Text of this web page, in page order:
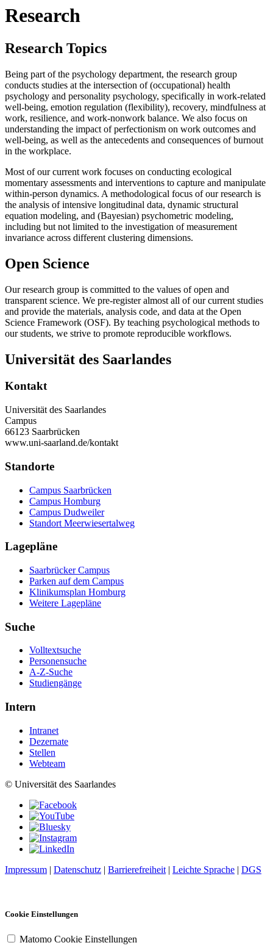
Research
Research Topics
Being part of the psychology department, the research group
conducts studies at the intersection of (occupational) health
psychology and personality psychology, specifically in work-related
well-being, emotion regulation (flexibility), recovery, mindfulness at
work, resilience, and work-nonwork balance. We also focus on
understanding the impact of perfectionism on work outcomes and
well-being, as well as the antecedents and consequences of burnout
in the workplace.
Most of our current work focuses on conducting ecological
momentary assessments and interventions to capture and manipulate
within-person dynamics. A methodological focus of our research is
the analysis of intensive longitudinal data, dynamic structural
equation modeling, and (Bayesian) psychometric modeling,
including but not limited to the investigation of measurement
invariance across different clustering dimensions.
Open Science
Our research group is committed to the values of open and
transparent science. We pre-register almost all of our current studies
and provide the materials, analysis code, and data at the Open
Science Framework (OSF). By teaching psychological methods to
our students, we strive to promote reproducible workflows.
Universität des Saarlandes
Kontakt
Universität des Saarlandes
Campus
66123 Saarbrücken
www.uni-saarland.de/kontakt
Standorte
Campus Saarbrücken
Campus Homburg
Campus Dudweiler
Standort Meerwiesertalweg
Lagepläne
Saarbrücker Campus
Parken auf dem Campus
Klinikumsplan Homburg
Weitere Lagepläne
Suche
Volltextsuche
Personensuche
A-Z-Suche
Studiengänge
Intern
Intranet
Dezernate
Stellen
Webteam
© Universität des Saarlandes
Impressum | Datenschutz | Barrierefreiheit | Leichte Sprache | DGS
Cookie Einstellungen
Matomo Cookie Einstellungen